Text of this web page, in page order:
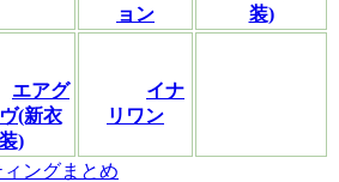
ョン
装)
エアグ
(新衣
装)
イナ
リワン
ングまとめ